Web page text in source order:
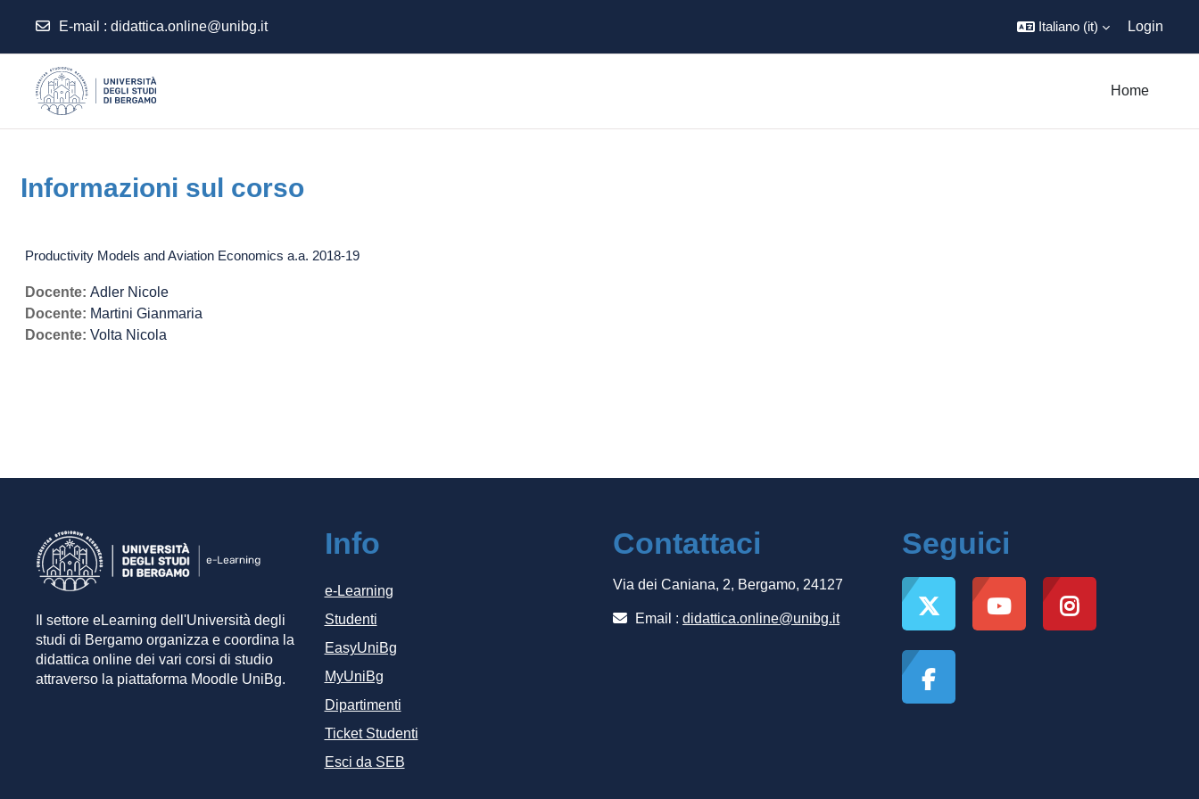
E-mail : didattica.online@unibg.it Italiano ‎(it)‎ Login
Home
Informazioni sul corso
Productivity Models and Aviation Economics a.a. 2018-19
Docente: Adler Nicole
Docente: Martini Gianmaria
Docente: Volta Nicola
Il settore eLearning dell'Università degli
studi di Bergamo organizza e coordina la
didattica online dei vari corsi di studio
attraverso la piattaforma Moodle UniBg.
Info
e-Learning
Studenti
EasyUniBg
MyUniBg
Dipartimenti
Ticket Studenti
Esci da SEB
Contattaci
Via dei Caniana, 2, Bergamo, 24127
Email : didattica.online@unibg.it
Seguici